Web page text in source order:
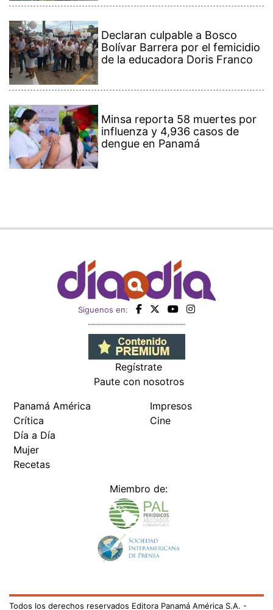
Declaran culpable a Bosco
Bolívar Barrera por el femicidio
de la educadora Doris Franco
Minsa reporta 58 muertes por
influenza y 4,936 casos de
dengue en Panamá
Siguenos en:
Regístrate
Paute con nosotros
Panamá América
Crítica
Día a Día
Mujer
Recetas
Impresos
Cine
Miembro de:
Todos los derechos reservados Editora Panamá América S.A. -